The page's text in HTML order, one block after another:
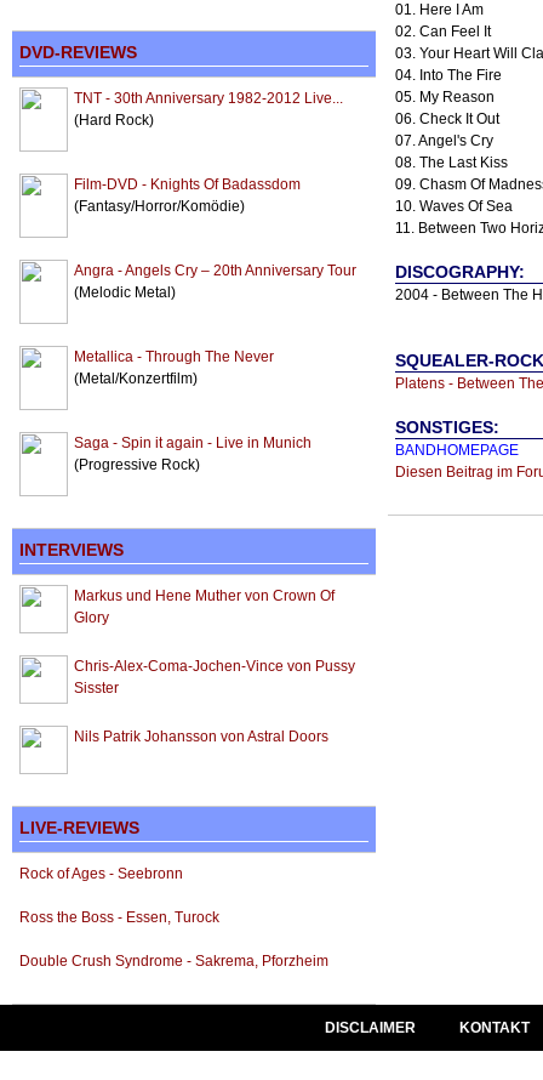
01. Here I Am
02. Can Feel It
03. Your Heart Will
04. Into The Fire
05. My Reason
06. Check It Out
07. Angel's Cry
08. The Last Kiss
09. Chasm Of
10. Waves Of Sea
11. Between Two
DISCOGRAPHY:
2004 - Between The
SQUEALER-
Platens - Between
SONSTIGES:
BANDHOMEPAGE
Diesen Beitrag im
DVD-REVIEWS
TNT - 30th Anniversary 1982-2012 Live...
(Hard Rock)
Film-DVD - Knights Of Badassdom
(Fantasy/Horror/Komödie)
Angra - Angels Cry – 20th Anniversary Tour
(Melodic Metal)
Metallica - Through The Never
(Metal/Konzertfilm)
Saga - Spin it again - Live in Munich
(Progressive Rock)
INTERVIEWS
Markus und Hene Muther von Crown Of
Glory
Chris-Alex-Coma-Jochen-Vince von Pussy
Sisster
Nils Patrik Johansson von Astral Doors
LIVE-REVIEWS
Rock of Ages - Seebronn
Ross the Boss - Essen, Turock
Double Crush Syndrome - Sakrema, Pforzheim
DISCLAIMER KONTAKT